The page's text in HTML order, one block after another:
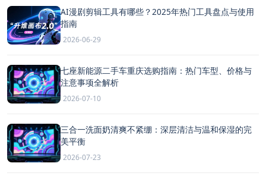
AI漫剧剪辑工具有哪些？2025年热门工具盘点与使用
指南
2026-06-29
七座新能源二手车重庆选购指南：热门车型、价格与
注意事项全解析
2026-07-10
三合一洗面奶清爽不紧绷：深层清洁与温和保湿的完
美平衡
2026-07-23